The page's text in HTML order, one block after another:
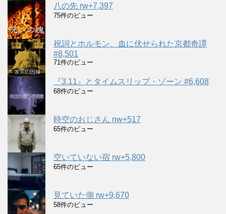
八の先 rw+7,397
75件のビュー
祝詞とホルモン、血に伏せられた京都奇譚
#8,501
71件のビュー
『3.11』とタイムスリップ・ゾーン #6,608
68件のビュー
時空のおじさん nw+517
65件のビュー
空いていない宿 rw+5,800
65件のビュー
見ていた側 rw+9,670
58件のビュー